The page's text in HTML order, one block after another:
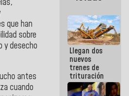
que han
sobre
y desecho
antes
cuando
Llegan dos
nuevos
trenes de
trituración
para
optimizar